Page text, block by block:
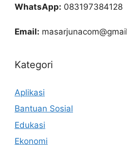
WhatsApp: 083197384128
Email:
Kategori
Aplikasi
Bantuan Sosial
Edukasi
Ekonomi